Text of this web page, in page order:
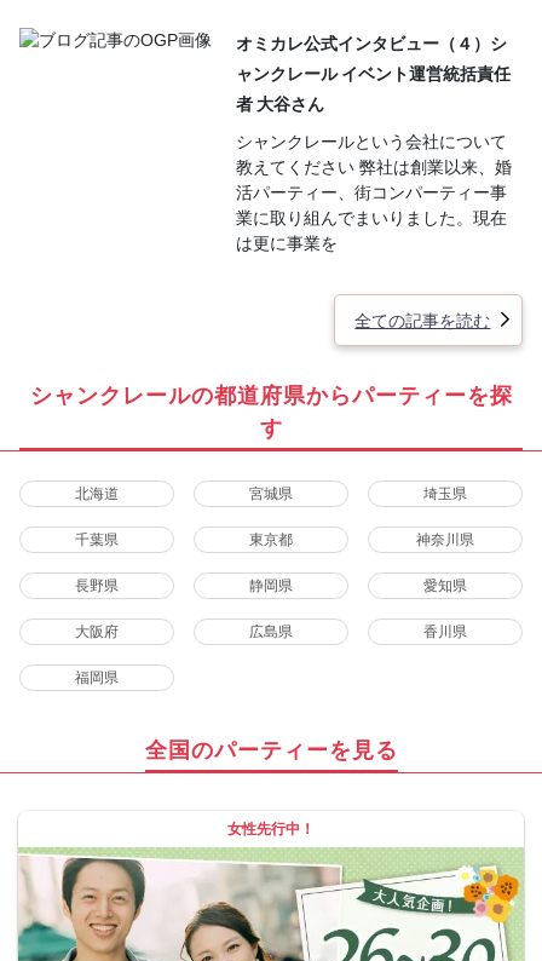
オミカレ公式インタビュー（４）シ
ャンクレール イベント運営統括責任
者 大谷さん
シャンクレールという会社について
教えてください 弊社は創業以来、婚
活パーティー、街コンパーティー事
業に取り組んでまいりました。現在
は更に事業を
全ての記事を読む
シャンクレールの都道府県からパーティーを探
す
北海道 宮城県 埼玉県
千葉県 東京都 神奈川県
長野県 静岡県 愛知県
大阪府 広島県 香川県
福岡県
全国のパーティーを見る
女性先行中！